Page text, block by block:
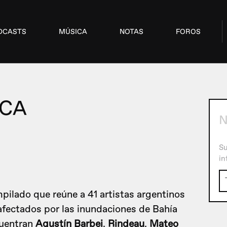
MÚSICA NOTAS FOROS
que reúne a 41 artistas argentinos
por las inundaciones de Bahía
Agustín Barbei, Rindeau, Mateo